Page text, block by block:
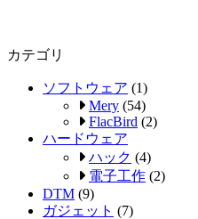
カテゴリ
ソフトウェア (1)
Mery (54)
FlacBird (2)
ハードウェア
ハック (4)
電子工作 (2)
DTM (9)
ガジェット (7)